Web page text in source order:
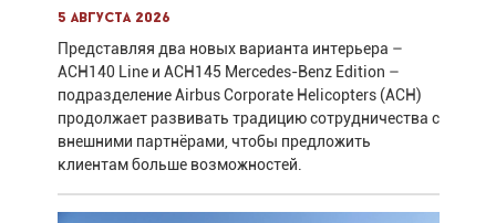
5 августа 2026
Представляя два новых варианта интерьера –
ACH140 Line и ACH145 Mercedes-Benz Edition –
подразделение Airbus Corporate Helicopters (ACH)
продолжает развивать традицию сотрудничества с
внешними партнёрами, чтобы предложить
клиентам больше возможностей.